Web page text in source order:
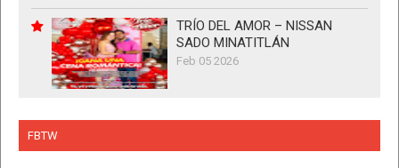
TRÍO DEL AMOR – NISSAN
SADO MINATITLÁN
Feb 05 2026
FBTW